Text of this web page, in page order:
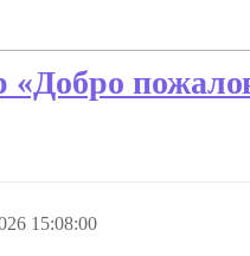
«Добро
15:08:00